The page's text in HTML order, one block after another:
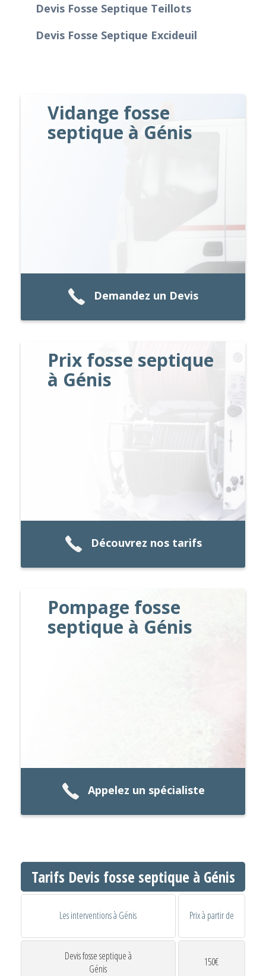
Devis Fosse Septique Teillots
Devis Fosse Septique Excideuil
Vidange fosse
septique à Génis
Demandez un Devis
Prix fosse septique
à Génis
Découvrez nos tarifs
Pompage fosse
septique à Génis
Appelez un spécialiste
Tarifs Devis fosse septique à Génis
Les interventions à Génis Prix à partir de
Devis fosse septique à
Génis
150€